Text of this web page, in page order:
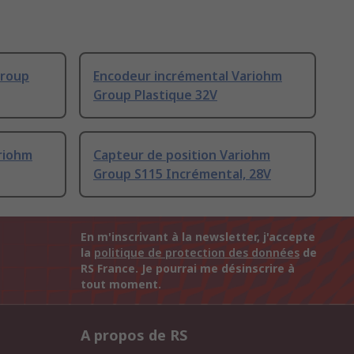
Encodeur incrémental Variohm
Group Plastique 32V
Capteur de position Variohm
Group S115 Incrémental, 28V
En m'inscrivant à la newsletter, j'accepte
la politique de protection des données de
RS France. Je pourrai me désinscrire à
tout moment.
A propos de RS